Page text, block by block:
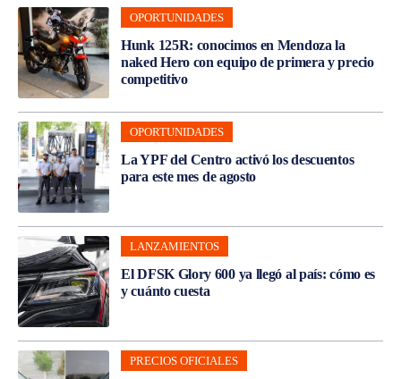
OPORTUNIDADES
Hunk 125R: conocimos en Mendoza la
naked Hero con equipo de primera y precio
competitivo
OPORTUNIDADES
La YPF del Centro activó los descuentos
para este mes de agosto
LANZAMIENTOS
El DFSK Glory 600 ya llegó al país: cómo es
y cuánto cuesta
PRECIOS OFICIALES